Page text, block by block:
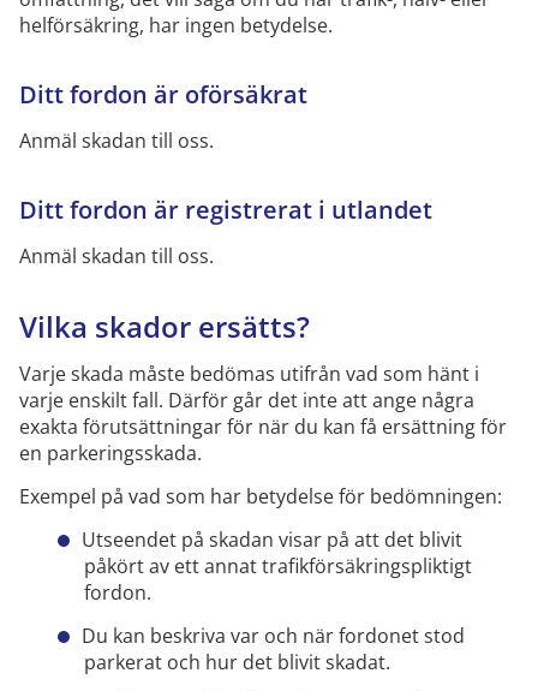
helförsäkring, har ingen betydelse.
Ditt fordon är oförsäkrat
Anmäl skadan till oss.
Ditt fordon är registrerat i utlandet
Anmäl skadan till oss.
Vilka skador ersätts?
Varje skada måste bedömas utifrån vad som hänt i
varje enskilt fall. Därför går det inte att ange några
exakta förutsättningar för när du kan få ersättning för
en parkeringsskada.
Exempel på vad som har betydelse för bedömningen:
Utseendet på skadan visar på att det blivit
påkört av ett annat trafikförsäkringspliktigt
fordon.
Du kan beskriva var och när fordonet stod
parkerat och hur det blivit skadat.